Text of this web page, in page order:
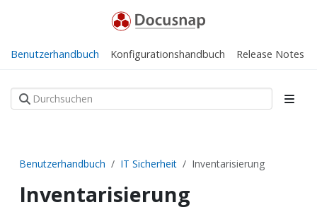
Benutzerhandbuch Konfigurationshandbuch Release Notes
Benutzerhandbuch IT Sicherheit Inventarisierung
Inventarisierung